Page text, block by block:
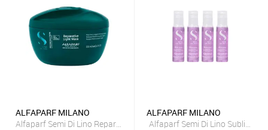
ALFAPARF MILANO
Alfaparf Semi Di Lino Reparative Máscara 200ml
ALFAPARF MILANO
Alfaparf Semi Di Lino Sublime